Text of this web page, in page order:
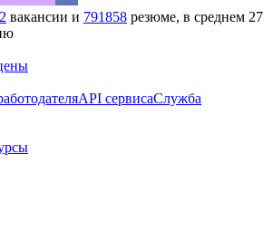
вакансии и 791858 резюме, в среднем 27
API сервисаСлужба